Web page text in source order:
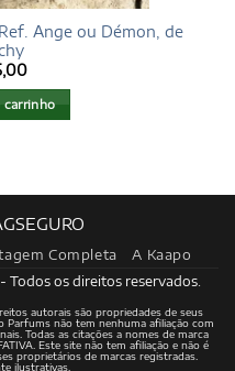
Ange ou Démon, de
carrinho
Completa A Kaapo
Todos os direitos reservados.
autorais são propriedades de seus
Parfums não tem nenhuma afiliação com
Todas as citações a nomes de marca
Este site não tem afiliação e não é
proprietários de marcas registradas.
ilustrativas.